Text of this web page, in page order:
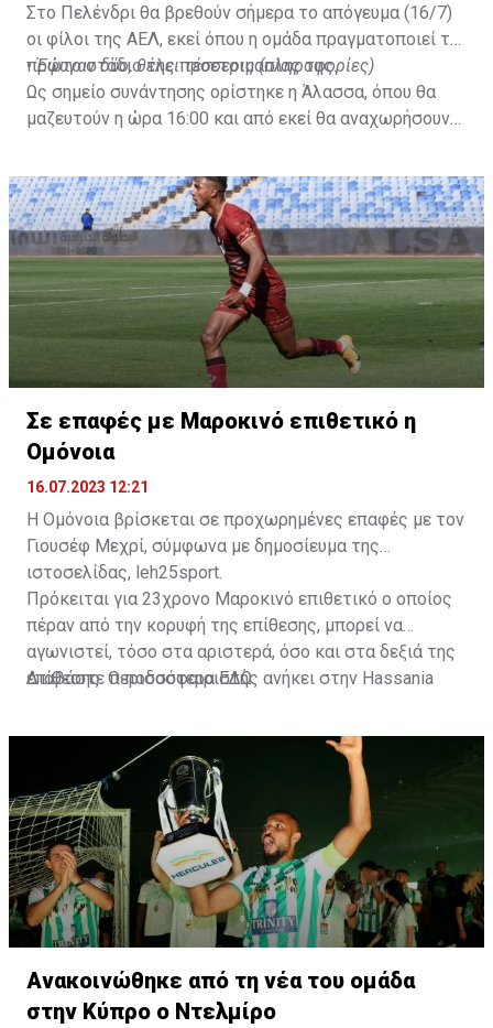
Στο Πελένδρι θα βρεθούν σήμερα το απόγευμα (16/7)
οι φίλοι της ΑΕΛ, εκεί όπου η ομάδα πραγματοποιεί το
πρώτο στάδιο της προετοιμασίας της.
•Έφυγαν δύο, θέλει τέσσερις (πληροφορίες)
Ως σημείο συνάντησης ορίστηκε η Άλασσα, όπου θα
μαζευτούν η ώρα 16:00 και από εκεί θα αναχωρήσουν
της ομάδας.
Σε επαφές με Μαροκινό επιθετικό η
Ομόνοια
16.07.2023 12:21
Η Ομόνοια βρίσκεται σε προχωρημένες επαφές με τον
Γιουσέφ Μεχρί, σύμφωνα με δημοσίευμα της
ιστοσελίδας, leh25sport.
Πρόκειται για 23χρονο Μαροκινό επιθετικό ο οποίος
πέραν από την κορυφή της επίθεσης, μπορεί να
αγωνιστεί, τόσο στα αριστερά, όσο και στα δεξιά της
επίθεσης. Ο ποδοσφαιριστής ανήκει στην Hassania
Διαβάστε περισσότεραΕΔΩ.
Ανακοινώθηκε από τη νέα του ομάδα
στην Κύπρο ο Ντελμίρο